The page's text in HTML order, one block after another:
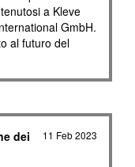
a Kleve
GmbH.
al futuro del
11 Feb 2023
dei